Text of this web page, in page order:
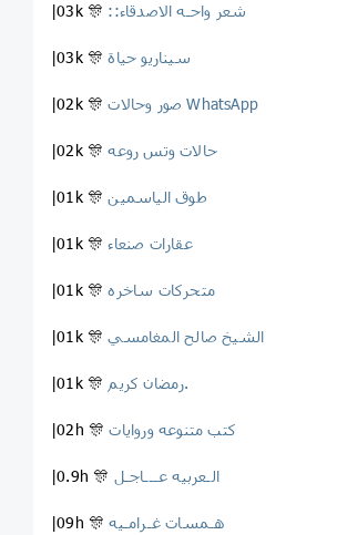
|03k 🎊 ::شعر واحـه الاصدقاء
|03k 🎊سيناريو حياة
|02k 🎊 صور وحالات WhatsApp
|02k 🎊حالات وتس روعه
|01k 🎊طوق الياسمين
|01k 🎊عقارات صنعاء
|01k 🎊متحركات ساخره
|01k 🎊الشيخ صالح المغامسي
|01k 🎊 رمضان كريم.
|02h 🎊كتب متنوعه وروايات
|0.9h 🎊 الـعربيه عـــاجـل
|09h 🎊